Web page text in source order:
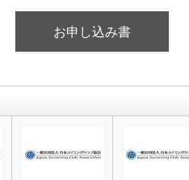
お申し込み書